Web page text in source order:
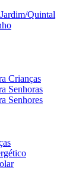
Quintal
Crianças
Senhoras
Senhores